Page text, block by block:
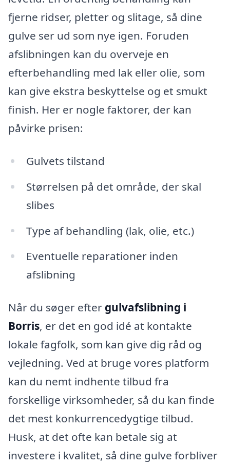
fjerne ridser, pletter og slitage, så dine
gulve ser ud som nye igen. Foruden
afslibningen kan du overveje en
efterbehandling med lak eller olie, som
kan give ekstra beskyttelse og et smukt
finish. Her er nogle faktorer, der kan
påvirke prisen:
Gulvets tilstand
Størrelsen på det område, der skal
slibes
Type af behandling (lak, olie, etc.)
Eventuelle reparationer inden
afslibning
Når du søger efter gulvafslibning i
Borris, er det en god idé at kontakte
lokale fagfolk, som kan give dig råd og
vejledning. Ved at bruge vores platform
kan du nemt indhente tilbud fra
forskellige virksomheder, så du kan finde
det mest konkurrencedygtige tilbud.
Husk, at det ofte kan betale sig at
investere i kvalitet, så dine gulve forbliver